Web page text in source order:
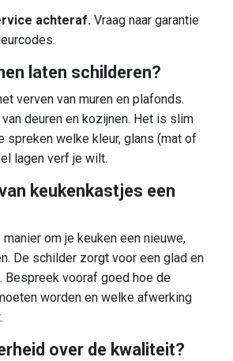
achteraf. Vraag naar garantie
laten schilderen?
verven van muren en plafonds.
deuren en kozijnen. Het is slim
spreken welke kleur, glans (mat of
lagen verf je wilt.
keukenkastjes een
om je keuken een nieuwe,
De schilder zorgt voor een glad en
Bespreek vooraf goed hoe de
worden en welke afwerking
over de kwaliteit?